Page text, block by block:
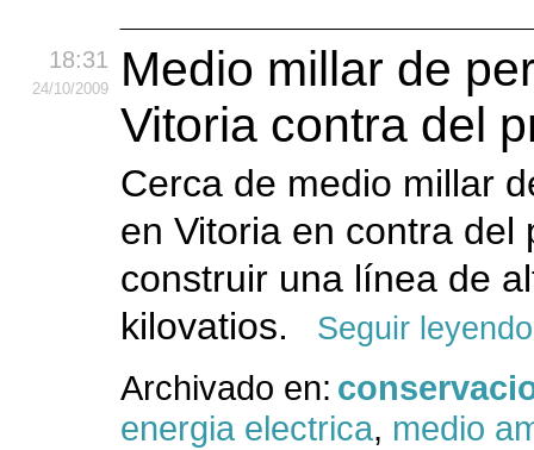
18:31
24/10/2009
Medio millar de
Vitoria contra del
Cerca de medio millar
en Vitoria en contra del
construir una línea de
kilovatios.
Seguir leyendo
Archivado en:
energia electrica, medio